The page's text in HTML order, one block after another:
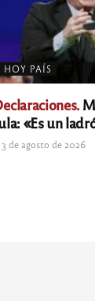
HOY PAÍS
«Es un
de agosto de 2026